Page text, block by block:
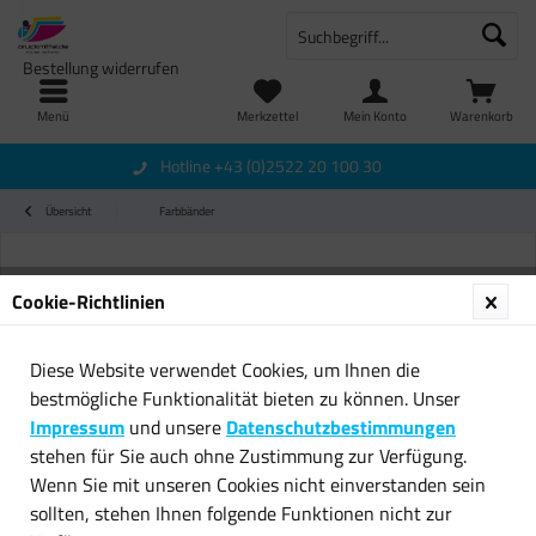
Menü Warenkorb
Merkzettel
Bestellung widerrufen
Mein Konto
Hotline +43 (0)2522 20 100 30
Übersicht Farbbänder
Cookie-Richtlinien
Diese Website verwendet Cookies, um Ihnen die
bestmögliche Funktionalität bieten zu können. Unser
Impressum und unsere Datenschutzbestimmungen
stehen für Sie auch ohne Zustimmung zur Verfügung.
Wenn Sie mit unseren Cookies nicht einverstanden sein
sollten, stehen Ihnen folgende Funktionen nicht zur